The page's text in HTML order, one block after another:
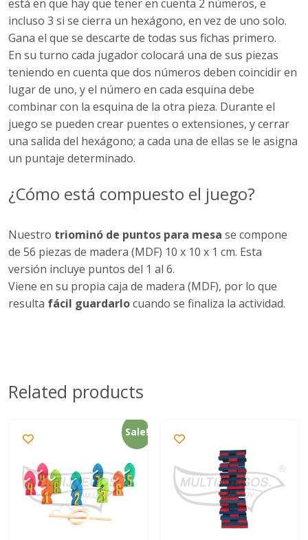
está en que hay que tener en cuenta 2 números, e
incluso 3 si se cierra un hexágono, en vez de uno solo.
Gana el que se descarte de todas sus fichas primero.
En su turno cada jugador colocará una de sus piezas
teniendo en cuenta que dos números deben coincidir en
lugar de uno, y el número en cada esquina debe
combinar con la esquina de la otra pieza. Durante el
juego se pueden crear puentes o extensiones, y cerrar
una salida del hexágono; a cada una de ellas se le asigna
un puntaje determinado.
¿Cómo está compuesto el juego?
Nuestro triominó de puntos para mesa se compone
de 56 piezas de madera (MDF) 10 x 10 x 1 cm. Esta
versión incluye puntos del 1 al 6.
Viene en su propia caja de madera (MDF), por lo que
resulta fácil guardarlocuando se finaliza la actividad.
Related products
Sale!